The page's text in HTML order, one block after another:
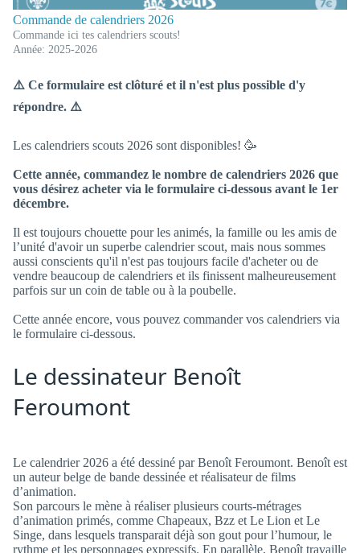
Commande de calendriers 2026
Commande ici tes calendriers scouts!
Année: 2025-2026
⚠️ Ce formulaire est clôturé et il n'est plus possible d'y
répondre. ⚠️
Les calendriers scouts 2026 sont disponibles! 🥳
Cette année, commandez le nombre de calendriers 2026 que
vous désirez acheter via le formulaire ci-dessous avant le 1er
décembre.
Il est toujours chouette pour les animés, la famille ou les amis de
l’unité d'avoir un superbe calendrier scout, mais nous sommes
aussi conscients qu'il n'est pas toujours facile d'acheter ou de
vendre beaucoup de calendriers et ils finissent malheureusement
parfois sur un coin de table ou à la poubelle.
Cette année encore, vous pouvez commander vos calendriers via
le formulaire ci-dessous.
Le dessinateur Benoît
Feroumont
Le calendrier 2026 a été dessiné par Benoît Feroumont. Benoît est
un auteur belge de bande dessinée et réalisateur de films
d’animation.
Son parcours le mène à réaliser plusieurs courts-métrages
d’animation primés, comme Chapeaux, Bzz et Le Lion et Le
Singe, dans lesquels transparait déjà son gout pour l’humour, le
rythme et les personnages expressifs. En parallèle, Benoît travaille